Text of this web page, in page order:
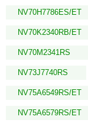
NV70H7786ES/ET
NV70K2340RB/ET
NV70M2341RS
NV73J7740RS
NV75A6549RS/ET
NV75A6579RS/ET